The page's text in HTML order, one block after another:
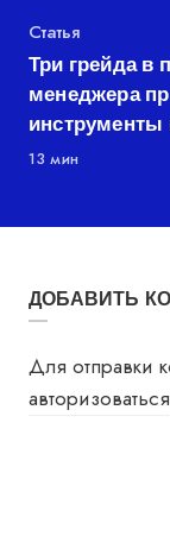
Категория
Статья
Три грейда в
менеджера
13 мин
ДОБАВИТЬ
Для отправки
авторизоваться